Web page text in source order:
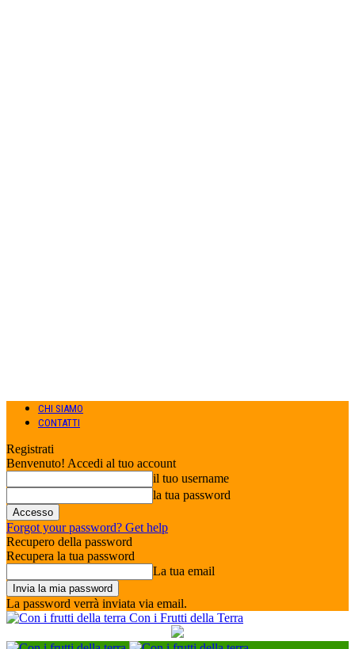
CHI SIAMO
CONTATTI
Registrati
Benvenuto! Accedi al tuo account
il tuo username
la tua password
Forgot your password? Get help
Recupero della password
Recupera la tua password
La tua email
La password verrà inviata via email.
Con i Frutti della Terra